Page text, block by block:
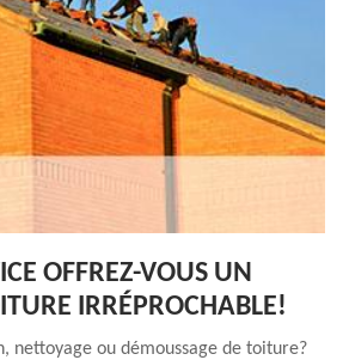
OFFREZ-VOUS UN
IRRÉPROCHABLE!
nettoyage ou démoussage de toiture?